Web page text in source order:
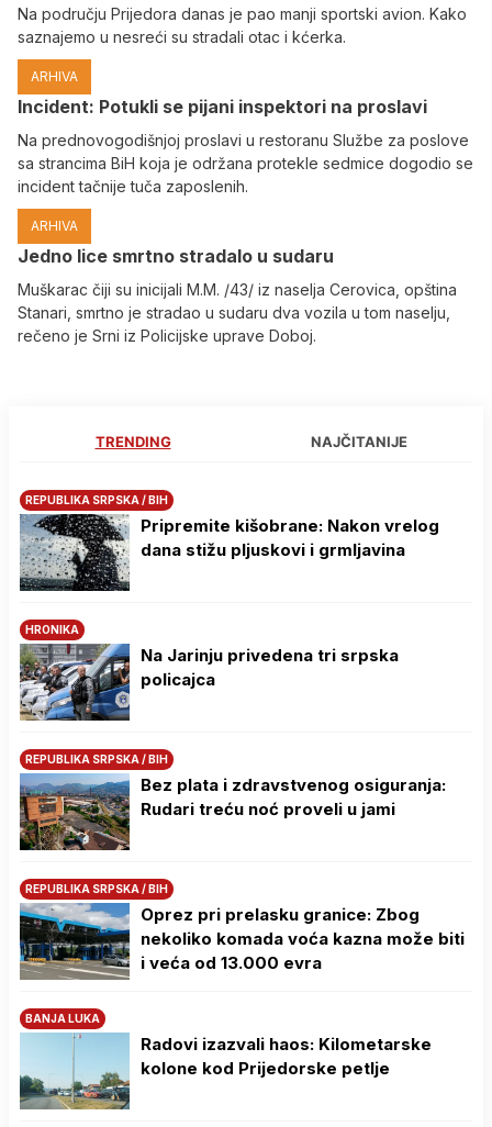
Na području Prijedora danas je pao manji sportski avion. Kako
saznajemo u nesreći su stradali otac i kćerka.
ARHIVA
Incident: Potukli se pijani inspektori na proslavi
Na prednovogodišnjoj proslavi u restoranu Službe za poslove
sa strancima BiH koja je održana protekle sedmice dogodio se
incident tačnije tuča zaposlenih.
ARHIVA
Јedno lice smrtno stradalo u sudaru
Muškarac čiji su inicijali M.M. /43/ iz naselja Cerovica, opština
Stanari, smrtno je stradao u sudaru dva vozila u tom naselju,
rečeno je Srni iz Policijske uprave Doboj.
TRENDING NAJČITANIJE
REPUBLIKA SRPSKA / BIH
Pripremite kišobrane: Nakon vrelog
dana stižu pljuskovi i grmljavina
HRONIKA
Na Јarinju privedena tri srpska
policajca
REPUBLIKA SRPSKA / BIH
Bez plata i zdravstvenog osiguranja:
Rudari treću noć proveli u jami
REPUBLIKA SRPSKA / BIH
Oprez pri prelasku granice: Zbog
nekoliko komada voća kazna može biti
i veća od 13.000 evra
BANJA LUKA
Radovi izazvali haos: Kilometarske
kolone kod Prijedorske petlje